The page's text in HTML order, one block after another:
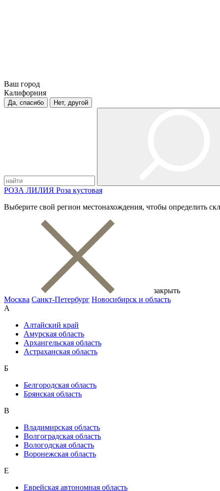
Ваш город
Калифорния
Да, спасибо Нет, другой
РОЗА ЛИЛИЯ Роза кустовая
Выберите свой регион местонахождения, чтобы определить
закрыть
Москва Санкт-Петербург Новосибирск и область
А
Алтайский край
Амурская область
Архангельская область
Астраханская область
Б
Белгородская область
Брянская область
В
Владимирская область
Волгоградская область
Вологодская область
Воронежская область
Е
Еврейская автономная область